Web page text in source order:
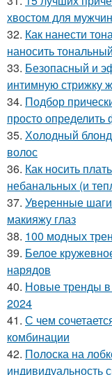
хвостом для мужчин
32. Как нанести
наносить
33. Безопасный и
интимную стрижку
34. Подбор
просто
35. Холодный
волос
36. Как носить
небанальных (и
37. Уверенные
макияжу глаз
38. 100 модных
39. Белое
нарядов
40. Новые тренды
2024
41. С чем
комбинации
42. Полоска на
индивидуальность